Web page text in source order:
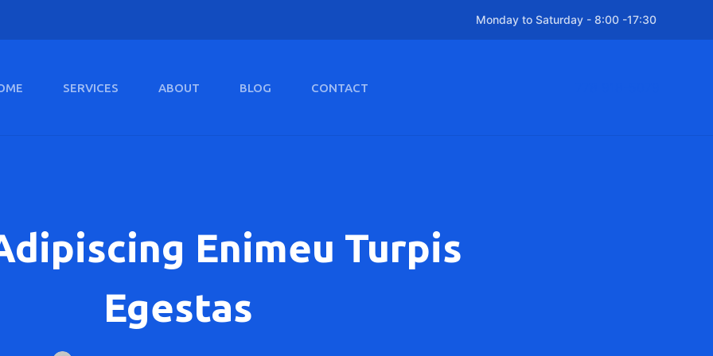
Monday to Saturday - 8:00 -17:30
SERVICES ABOUT BLOG CONTACT
Enimeu Turpis
Egestas